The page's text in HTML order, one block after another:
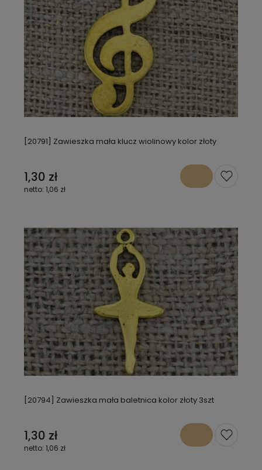
[20791] Zawieszka mała klucz wiolinowy kolor złoty
1,30 zł
1,06 zł
[20794] Zawieszka mała baletnica kolor złoty 3szt
1,30 zł
1,06 zł